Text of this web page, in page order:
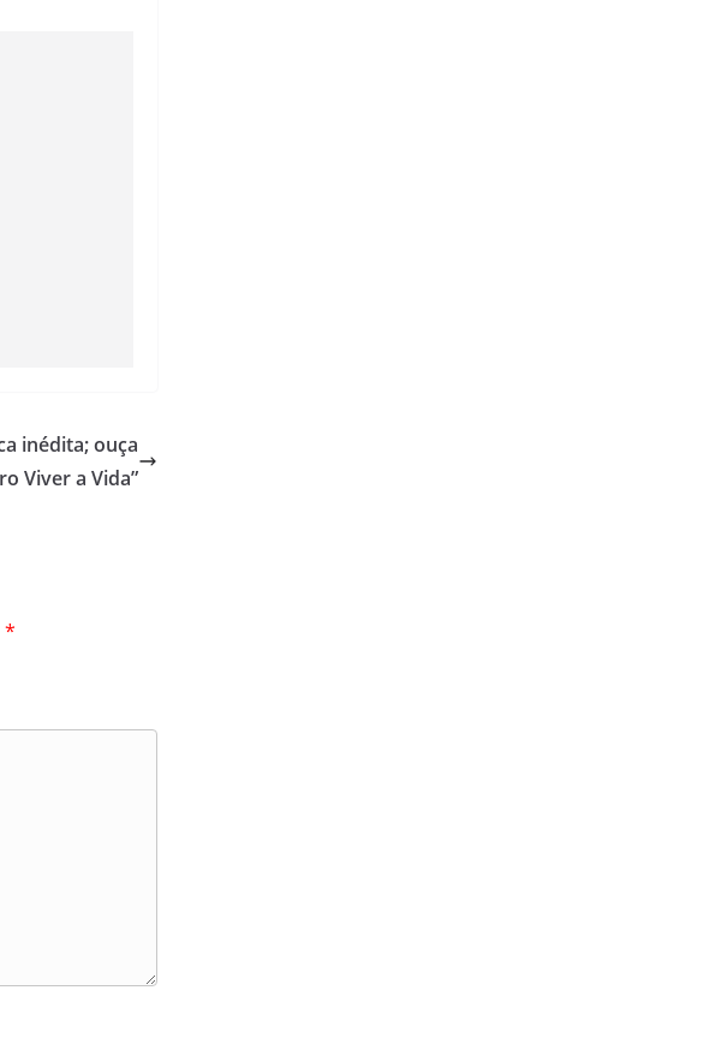
inédita; ouça
Viver a Vida”
*